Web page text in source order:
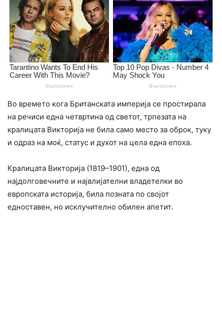
Во времето кога Британската империја се простирала
на речиси една четвртина од светот, трпезата на
кралицата Викторија не била само место за оброк, туку
и одраз на моќ, статус и духот на цела една епоха.
Кралицата Викторија (1819–1901), една од
најдолговечните и највлијателни владетелки во
европската историја, била позната по својот
едноставен, но исклучително обилен апетит.